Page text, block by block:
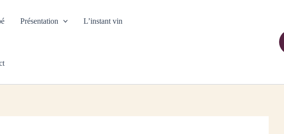
Présentation L’instant vin